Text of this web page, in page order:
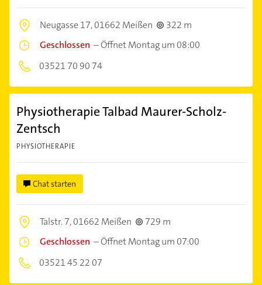
Neugasse 17,01662 Meißen
322 m
Geschlossen –Öffnet Montag um 08:00
03521 70 90 74
Physiotherapie Talbad Maurer-Scholz-
Zentsch
PHYSIOTHERAPIE
Chat starten
Talstr. 7,01662 Meißen
729 m
Geschlossen –Öffnet Montag um 07:00
03521 45 22 07